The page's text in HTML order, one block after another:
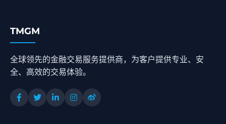
TMGM
全球领先的金融交易服务提供商，为客户提供专业、安
全、高效的交易体验。